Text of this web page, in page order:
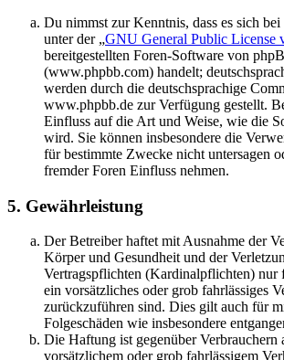
Du nimmst zur Kenntnis, dass es sich
unter der „GNU General Public License
bereitgestellten Foren-Software von
(www.phpbb.com) handelt;
werden durch die deutschsprachige
www.phpbb.de zur Verfügung gestellt.
Einfluss auf die Art und Weise, wie die
wird. Sie können insbesondere die
für bestimmte Zwecke nicht untersagen
fremder Foren Einfluss nehmen.
5. Gewährleistung
Der Betreiber haftet mit Ausnahme der
Körper und Gesundheit und der
Vertragspflichten (Kardinalpflichten) nur
ein vorsätzliches oder grob fahrlässiges
zurückzuführen sind. Dies gilt auch für
Folgeschäden wie insbesondere
Die Haftung ist gegenüber Verbrauchern
vorsätzlichem oder grob fahrlässigem